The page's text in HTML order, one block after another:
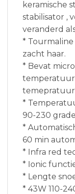
keramische
stabilisator ,
veranderd
*
zacht haar.
* Bevat
temperatuur
temepratuur
*
90-230
*
60 min
* Infra red
* Ionic
* Lengte
* 43W 110-